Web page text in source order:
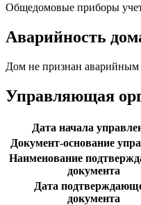
Общедомовые приборы
Аварийность
Дом не признан аварийным
Управляющая
Дата начала
Документ-основание
Наименование
документа
Дата
документа